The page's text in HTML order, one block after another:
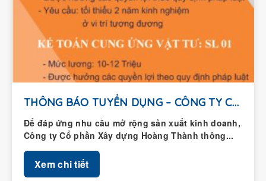
THÔNG BÁO TUYỂN DỤNG – CÔNG TY CỔ...
Để đáp ứng nhu cầu mở rộng sản xuất kinh doanh,
Công ty Cổ phần Xây dựng Hoàng Thành thông...
Xem chi tiết